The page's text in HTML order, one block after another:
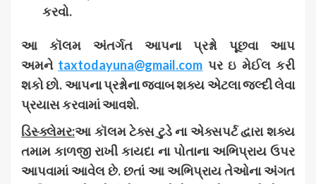
કરવો.
આ કૉલમ અંતર્ગત આપના પ્રશ્નો પૂછવા
આપ
અમને taxtodayuna@gmail.com પર ઇ મેઈલ કરી
શકોછો.આપના પ્રશ્નોના જવાબ શક્ય એટલા જલ્દી લેવા
પ્રયાસ કરવામાં આવશે.
ડિસ્ક્લેમર:આ કૉલમ ટેક્સ ટુડે ના એક્સપર્ટ દ્વારા શક્ય
તમામ કાળજી રાખી કાયદા ના પોતાના અભિપ્રાય ઉપર
આપવામાં આવેલ છે.છતાં આ અભિપ્રાય તેઓના અંગત